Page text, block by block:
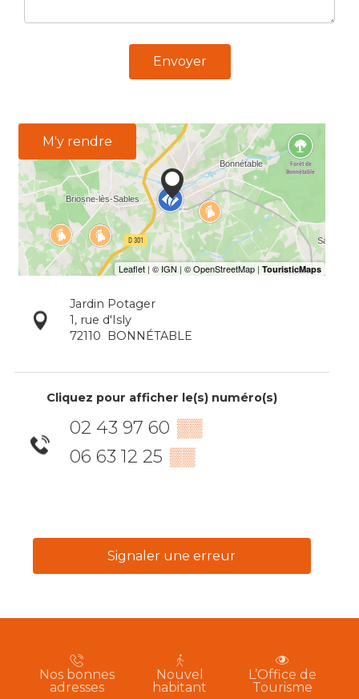
Envoyer
M'y rendre
Jardin Potager
1, rue d'Isly
72110
BONNÉTABLE
Cliquez pour afficher le(s) numéro(s)
02 43 97 60 ▒▒
06 63 12 25 ▒▒
Signaler une erreur
Nos bonnes
adresses
Nouvel
habitant
L’Office de
Tourisme